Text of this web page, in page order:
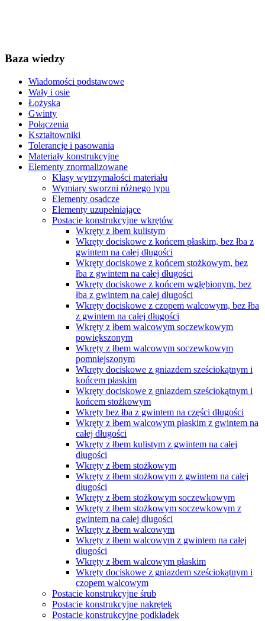
Baza wiedzy
Wiadomości podstawowe
Wały i osie
Łożyska
Gwinty
Połączenia
Kształtowniki
Tolerancje i pasowania
Materiały konstrukcyjne
Elementy znormalizowane
Klasy wytrzymałości materiału
Wymiary sworzni różnego typu
Elementy osadcze
Elementy uzupełniające
Postacie konstrukcyjne wkrętów
Wkręty z łbem kulistym
Wkręty dociskowe z końcem płaskim, bez łba z
gwintem na całej długości
Wkręty dociskowe z końcem stożkowym, bez
łba z gwintem na całej długości
Wkręty dociskowe z końcem wgłębionym, bez
łba z gwintem na całej długości
Wkręty dociskowe z czopem walcowym, bez łba
z gwintem na całej długości
Wkręty z łbem walcowym soczewkowym
powiększonym
Wkręty z łbem walcowym soczewkowym
pomniejszonym
Wkręty dociskowe z gniazdem sześciokątnym i
końcem płaskim
Wkręty dociskowe z gniazdem sześciokątnym i
końcem stożkowym
Wkręty bez łba z gwintem na części długości
Wkręty z łbem walcowym płaskim z gwintem na
całej długości
Wkręty z łbem kulistym z gwintem na całej
długości
Wkręty z łbem stożkowym
Wkręty z łbem stożkowym z gwintem na całej
długości
Wkręty z łbem stożkowym soczewkowym
Wkręty z łbem stożkowym soczewkowym z
gwintem na całej długości
Wkręty z łbem walcowym
Wkręty z łbem walcowym z gwintem na całej
długości
Wkręty z łbem walcowym płaskim
Wkręty dociskowe z gniazdem sześciokątnym i
czopem walcowym
Postacie konstrukcyjne śrub
Postacie konstrukcyjne nakrętek
Postacie konstrukcyjne podkładek